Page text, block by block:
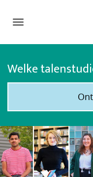
Navigation
naar
het
inhoud
Welke